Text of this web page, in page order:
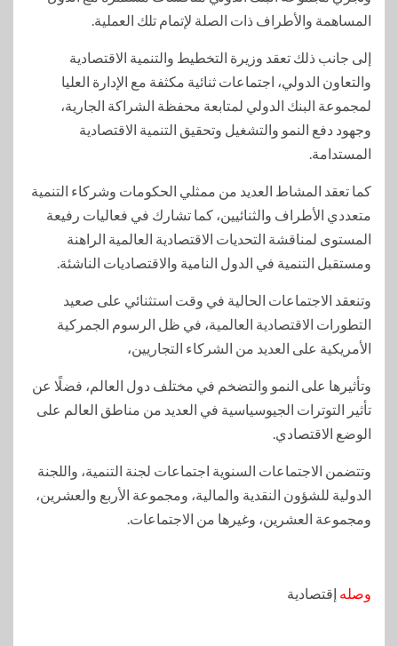
المساهمة والأطراف ذات الصلة لإتمام تلك العملية.
إلى جانب ذلك تعقد وزيرة التخطيط والتنمية الاقتصادية
والتعاون الدولي، اجتماعات ثنائية مكثفة مع الإدارة العليا
لمجموعة البنك الدولي لمتابعة محفظة الشراكة الجارية،
وجهود دفع النمو والتشغيل وتحقيق التنمية الاقتصادية
المستدامة.
كما تعقد المشاط العديد من ممثلي الحكومات وشركاء التنمية
متعددي الأطراف والثنائيين، كما تشارك في فعاليات رفيعة
المستوى لمناقشة التحديات الاقتصادية العالمية الراهنة
ومستقبل التنمية في الدول النامية والاقتصاديات الناشئة.
وتنعقد الاجتماعات الحالية في وقت استثنائي على صعيد
التطورات الاقتصادية العالمية، في ظل الرسوم الجمركية
الأمريكية على العديد من الشركاء التجاريين،
وتأثيرها على النمو والتضخم في مختلف دول العالم، فضلًا عن
تأثير التوترات الجيوسياسية في العديد من مناطق العالم على
الوضع الاقتصادي.
وتتضمن الاجتماعات السنوية اجتماعات لجنة التنمية، واللجنة
الدولية للشؤون النقدية والمالية، ومجموعة الأربع والعشرين،
ومجموعة العشرين، وغيرها من الاجتماعات.
وصله إقتصادية